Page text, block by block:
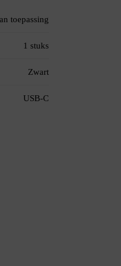
toepassing
1 stuks
Zwart
USB-C